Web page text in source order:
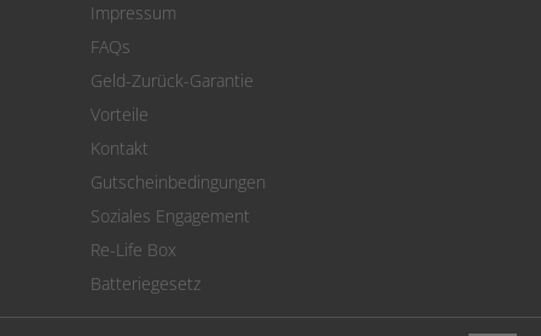
Cookie Einstellungen
Impressum
FAQs
Geld-Zurück-Garantie
Vorteile
Kontakt
Gutscheinbedingungen
Soziales Engagement
Re-Life Box
Batteriegesetz